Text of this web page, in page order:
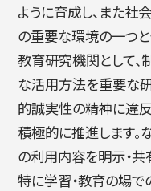
简体字
ように育成し、また社
の重要な環境の一つ
教育研究機関として、
な活用方法を重要な
的誠実性の精神に違
積極的に推進します。
の利用内容を明示・共
特に学習・教育の場